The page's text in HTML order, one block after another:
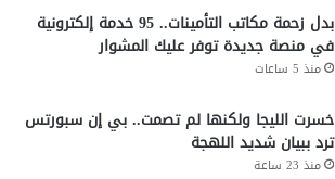
بدل زحمة مكاتب التأمينات.. 95 خدمة إلكترونية
في منصة جديدة توفر عليك المشوار
منذ 5 ساعات
خسرت الليجا ولكنها لم تصمت.. بي إن سبورتس
ترد ببيان شديد اللهجة
منذ 23 ساعة